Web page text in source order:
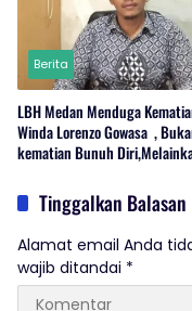
Berita
LBH Medan Menduga
Winda Lorenzo Gowasa ,
kematian Bunuh
Tinggalkan Balasan
Alamat email Anda
wajib ditandai *